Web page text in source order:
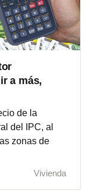
a más,
de la
del IPC, al
zonas de
Vivienda